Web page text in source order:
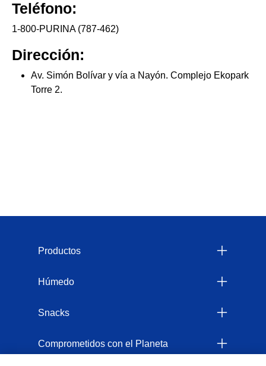
Teléfono:
1-800-PURINA (787-462)
Dirección:
Av. Simón Bolívar y vía a Nayón. Complejo Ekopark
Torre 2.
Productos
Húmedo
Snacks
Comprometidos con el Planeta